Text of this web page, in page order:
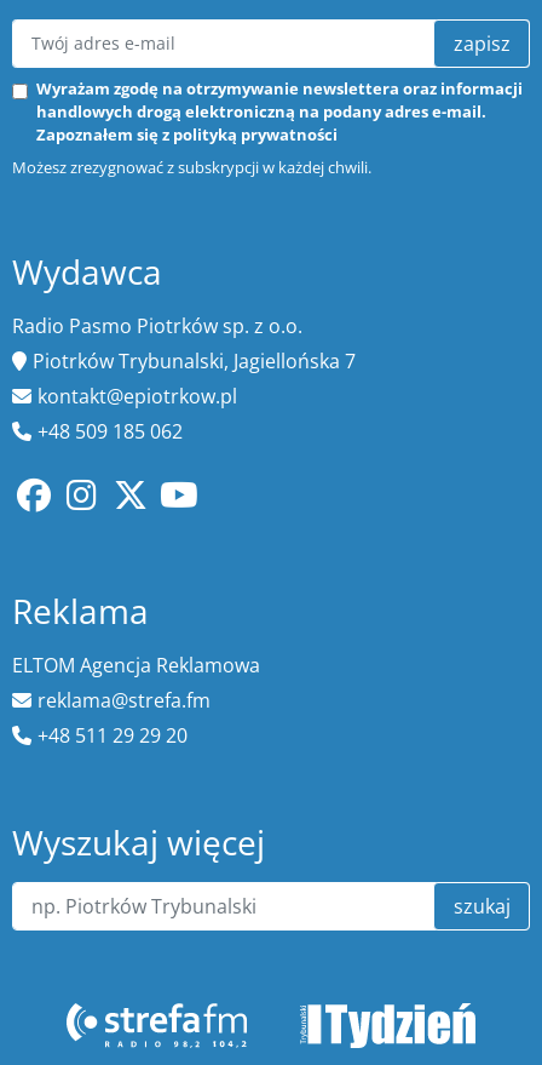
zapisz
Wyrażam zgodę na otrzymywanie newslettera oraz informacji
handlowych drogą elektroniczną na podany adres e-mail.
Zapoznałem się z polityką prywatności
Możesz zrezygnować z subskrypcji w każdej chwili.
Wydawca
Radio Pasmo Piotrków sp. z o.o.
Piotrków Trybunalski, Jagiellońska 7
kontakt@epiotrkow.pl
+48 509 185 062
Reklama
ELTOM Agencja Reklamowa
reklama@strefa.fm
+48 511 29 29 20
Wyszukaj więcej
szukaj